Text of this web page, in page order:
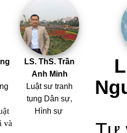
và
LS. ThS. Trần
Anh Minh
Luật sư tranh
tụng Dân sự,
Hình sự